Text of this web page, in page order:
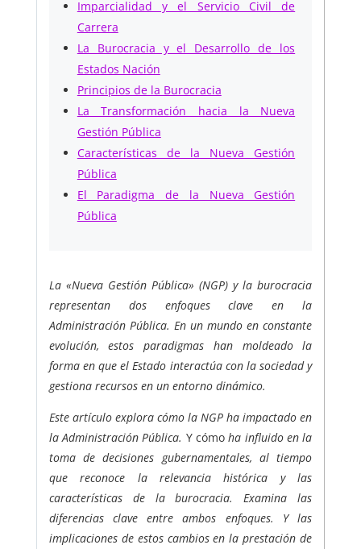
Imparcialidad y el Servicio Civil de
Carrera
La Burocracia y el Desarrollo de los
Estados Nación
Principios de la Burocracia
La Transformación hacia la Nueva
Gestión Pública
Características de la Nueva Gestión
Pública
El Paradigma de la Nueva Gestión
Pública
La «Nueva Gestión Pública» (NGP) y la burocracia
representan dos enfoques clave en la
Administración Pública. En un mundo en constante
evolución, estos paradigmas han moldeado la
forma en que el Estado interactúa con la sociedad y
gestiona recursos en un entorno dinámico.
Este artículo explora cómo la NGP ha impactado en
la Administración Pública. Y cómoha influido en la
toma de decisiones gubernamentales, al tiempo
que reconoce la relevancia histórica y las
características de la burocracia. Examina las
diferencias clave entre ambos enfoques.
Y las
implicaciones de estos cambios en la prestación de